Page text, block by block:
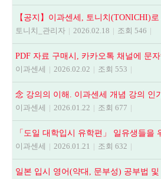
【공지】이과센세, 토니치(TONICHI)
토니치_관리자 | 2026.02.18 | 조회 546 |
이과센세 | 2026.02.02 | 조회 553 |
이과센세 | 2026.01.22 | 조회 677 |
이과센세 | 2026.01.21 | 조회 632 |